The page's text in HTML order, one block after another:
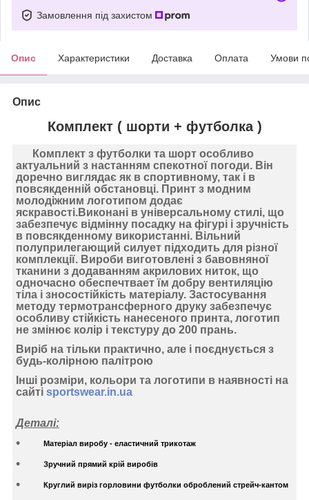
Замовлення під захистом
Опис Характеристики Доставка Оплата Умови
Опис
Комплект ( шорти + футболка )
Комплект з футболки та шорт особливо
актуальний з настанням спекотної погоди. Він
доречно виглядає як в спортивному, так і в
повсякденній обстановці. Принт з модним
молодіжним логотипом додає
яскравості.Виконані в універсальному стилі, що
забезпечує відмінну посадку на фігурі і зручність
в повсякденному використанні. Вільний
полуприлегающий силует підходить для різної
комплекції. Вироби виготовлені з бавовняної
тканини з додаванням акрилових ниток, що
одночасно обеспечтвает їм добру вентиляцію
тіла і зносостійкість матеріалу. Застосування
методу термотрансферного друку забезпечує
особливу стійкість нанесеного принта, логотип
не змінює колір і текстуру до 200 прань.
Виріб на тільки практично, але і поєднується з
будь-колірною палітрою
Інші розміри, кольори та логотипи в наявності на
сайті sportswear.in.ua
Деталі:
Матеріал виробу - еластичний трикотаж
Зручний прямий крій виробів
Круглий виріз горловини футболки оброблений стрейч-кантом